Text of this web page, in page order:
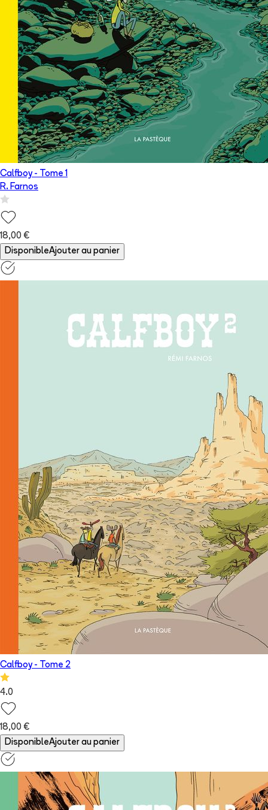
Calfboy- Tome 1
R. Farnos
18,00 €
DisponibleAjouter au panier
Calfboy- Tome 2
4.0
18,00 €
DisponibleAjouter au panier